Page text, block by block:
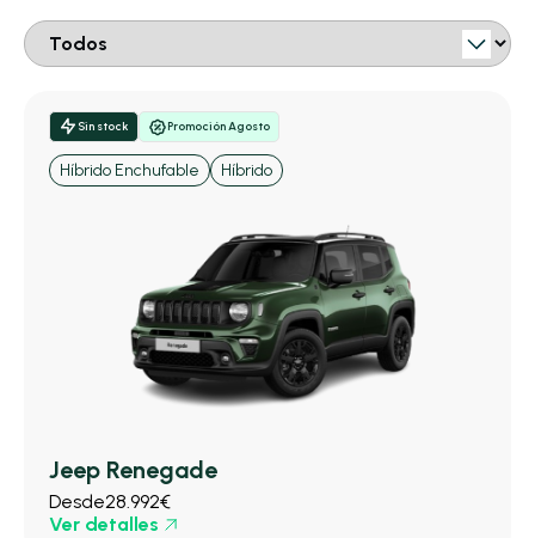
Sin stock Promoción Agosto
Híbrido Enchufable Híbrido
Jeep Renegade
Desde28.992€
Ver detalles